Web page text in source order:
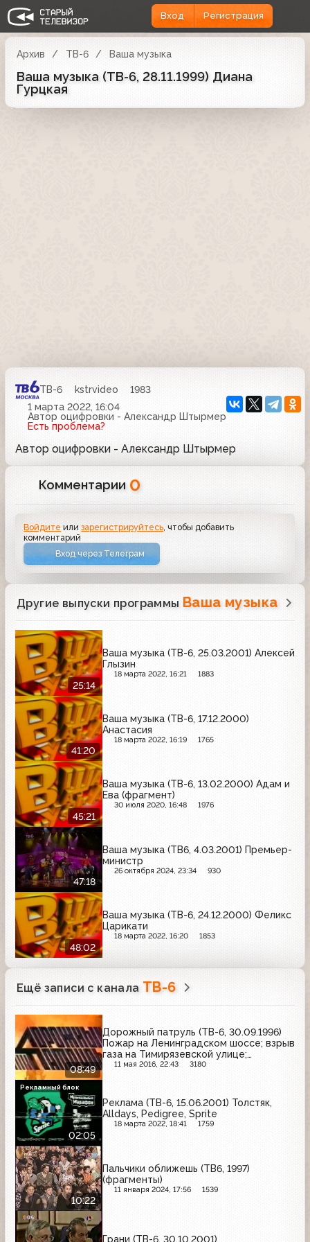
Вход Регистрация
Архив ТВ-6 Ваша музыка
Ваша музыка (ТВ-6, 28.11.1999) Диана
Гурцкая
ТВ-6 kstrvideo
1983
1 марта 2022, 16:04
Автор оцифровки - Александр Штырмер
Есть проблема?
Автор оцифровки - Александр Штырмер
Комментарии 0
Войдите илизарегистрируйтесь , чтобы добавить
комментарий
Вход через Телеграм
Другие выпуски программы Ваша музыка
25:14
Ваша музыка (ТВ-6, 25.03.2001) Алексей
Глызин
18 марта 2022, 16:21 1883
41:20
Ваша музыка (ТВ-6, 17.12.2000)
Анастасия
18 марта 2022, 16:19 1765
45:21
Ваша музыка (ТВ-6, 13.02.2000) Адам и
Ева (фрагмент)
30 июля 2020, 16:48 1976
47:18
Ваша музыка (ТВ6, 4.03.2001) Премьер-
министр
26 октября 2024, 23:34 930
48:02
Ваша музыка (ТВ-6, 24.12.2000) Феликс
Царикати
18 марта 2022, 16:20 1853
Ещё записи с канала ТВ-6
08:49
Дорожный патруль (ТВ-6, 30.09.1996)
Пожар на Ленинградском шоссе; взрыв
газа на Тимирязевской улице;
подозреваемые в убийстве
11 мая 2016, 22:43 3180
02:05
Реклама (ТВ-6, 15.06.2001) Толстяк,
Alldays, Pedigree, Sprite
18 марта 2022, 18:41 1759
Рекламный блок
10:22
Пальчики оближешь (ТВ6, 1997)
(фрагменты)
11 января 2024, 17:56 1539
Грани (ТВ-6, 30.10.2001)